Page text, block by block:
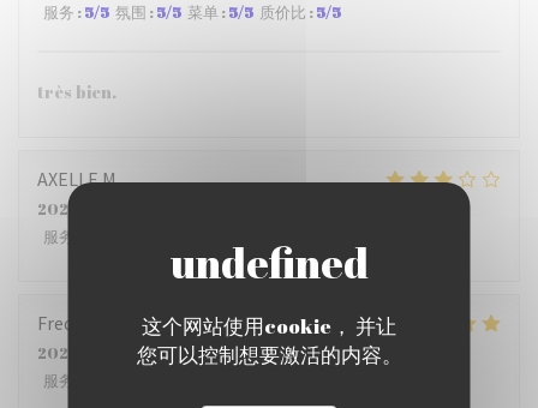
这个网站使用cookie， 并让
您可以控制想要激活的内容。
服务 :5/5 氛围 :5/5 菜单:5/5 质价比 :5/5
très bien.
AXELLEM
2026-07-22
服务
Frederic
2026-07-23
- 12:00 - 来宾 5
服务